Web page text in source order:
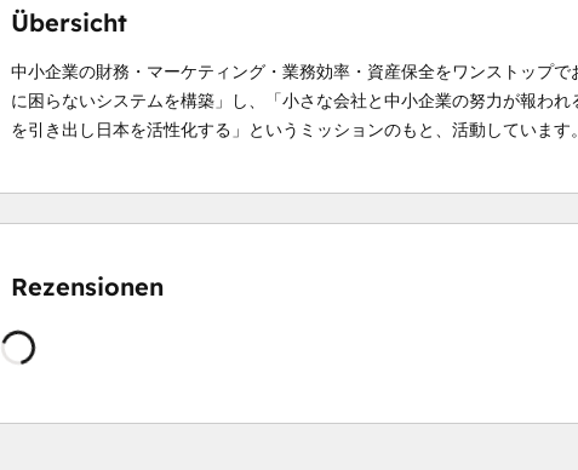
Übersicht
中小企業の財務・マーケティング・業務効率・資産保全をワンストップ
に困らないシステムを構築」し、「小さな会社と中小企業の努力が報わ
を引き出し日本を活性化する」というミッションのもと、活動しています。
Rezensionen
Wird